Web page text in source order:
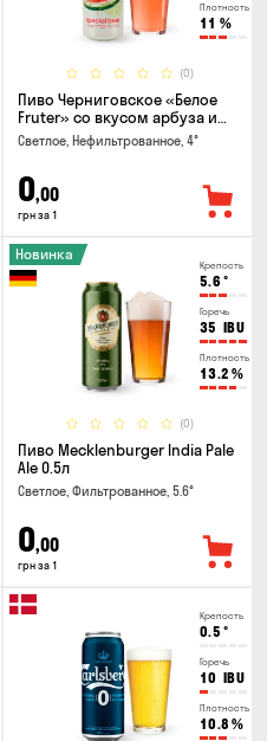
Плотность
11 %
(0)
Пиво Черниговское «Белое
Fruter» со вкусом арбуза и
мяты 0.5л
Светлое, Нефильтрованное, 4°
0,00
грн за 1
Крепость
5.6 °
Горечь
35 IBU
Плотность
13.2 %
(0)
Новинка
Пиво Mecklenburger India Pale
Ale 0.5л
Светлое, Фильтрованное, 5.6°
0,00
грн за 1
Крепость
0.5 °
Горечь
10 IBU
Плотность
10.8 %